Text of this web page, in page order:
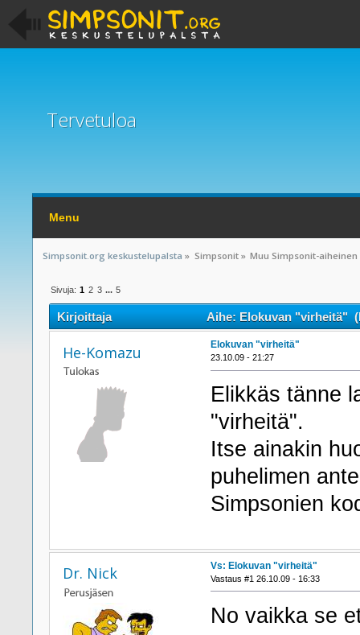
Tervetuloa
Menu
Simpsonit.org keskustelupalsta » Simpsonit» Muu Simpsonit-aiheinen
Sivuja: 1 2 3 ... 5
Kirjoittaja Aihe: Elokuvan "virheitä"
He-Komazu Elokuvan "virheitä"
23.10.09 - 21:27
Elikkäs tänne
"virheitä".
Itse ainakin
puhelimen
Simpsonien
Dr. Nick Vs: Elokuvan "virheitä"
Vastaus #1 26.10.09 - 16:33
No vaikka se